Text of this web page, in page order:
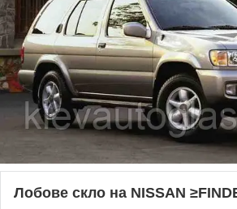
Лобове скло на NISSAN